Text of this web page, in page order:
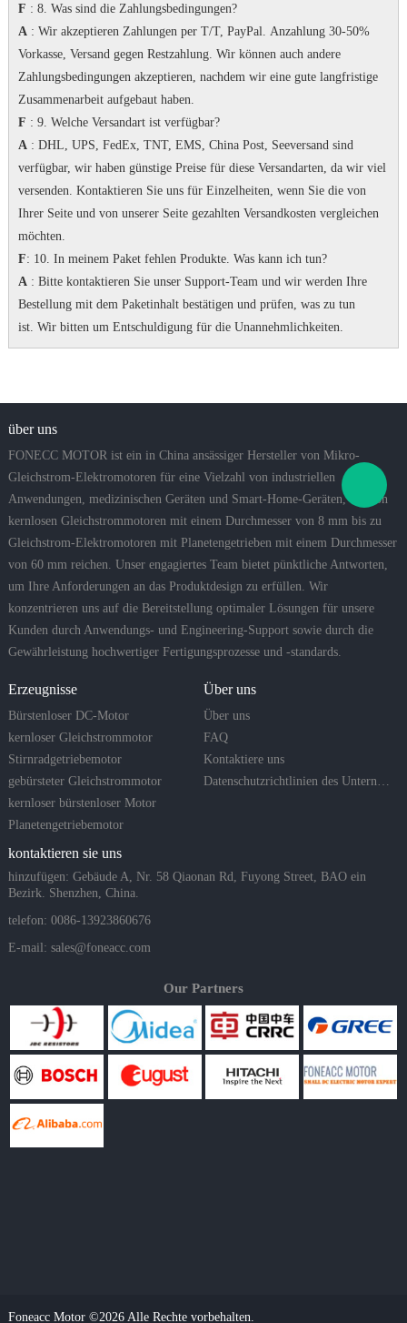
F : 8. Was sind die Zahlungsbedingungen?
A: Wir akzeptieren Zahlungen per T/T, PayPal. Anzahlung 30-50%
Vorkasse, Versand gegen Restzahlung. Wir können auch andere
Zahlungsbedingungen akzeptieren, nachdem wir eine gute langfristige
Zusammenarbeit aufgebaut haben.
F : 9. Welche Versandart ist verfügbar?
A: DHL, UPS, FedEx, TNT, EMS, China Post, Seeversand sind
verfügbar, wir haben günstige Preise für diese Versandarten, da wir viel
versenden. Kontaktieren Sie uns für Einzelheiten, wenn Sie die von
Ihrer Seite und von unserer Seite gezahlten Versandkosten vergleichen
möchten.
F: 10. In meinem Paket fehlen Produkte. Was kann ich tun?
A: Bitte kontaktieren Sie unser Support-Team und wir werden Ihre
Bestellung mit dem Paketinhalt bestätigen und prüfen, was zu tun
ist. Wir bitten um Entschuldigung für die Unannehmlichkeiten.
über uns
FONECC MOTOR ist ein in China ansässiger Hersteller von Mikro-
Gleichstrom-Elektromotoren für eine Vielzahl von industriellen
Anwendungen, medizinischen Geräten und Smart-Home-Geräten, die von
kernlosen Gleichstrommotoren mit einem Durchmesser von 8 mm bis zu
Gleichstrom-Elektromotoren mit Planetengetrieben mit einem Durchmesser
von 60 mm reichen. Unser engagiertes Team bietet pünktliche Antworten,
um Ihre Anforderungen an das Produktdesign zu erfüllen. Wir
konzentrieren uns auf die Bereitstellung optimaler Lösungen für unsere
Kunden durch Anwendungs- und Engineering-Support sowie durch die
Gewährleistung hochwertiger Fertigungsprozesse und -standards.
Erzeugnisse
Bürstenloser DC-Motor
kernloser Gleichstrommotor
Stirnradgetriebemotor
gebürsteter Gleichstrommotor
kernloser bürstenloser Motor
Planetengetriebemotor
Über uns
Über uns
FAQ
Kontaktiere uns
Datenschutzrichtlinien des Unternehmens
kontaktieren sie uns
hinzufügen: Gebäude A, Nr. 58 Qiaonan Rd, Fuyong Street, BAO ein
Bezirk. Shenzhen, China.
telefon: 0086-13923860676
E-mail: sales@foneacc.com
Our Partners
Foneacc Motor ©2026 Alle Rechte vorbehalten.